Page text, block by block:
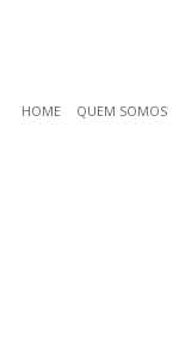
HOME QUEM SOMOS